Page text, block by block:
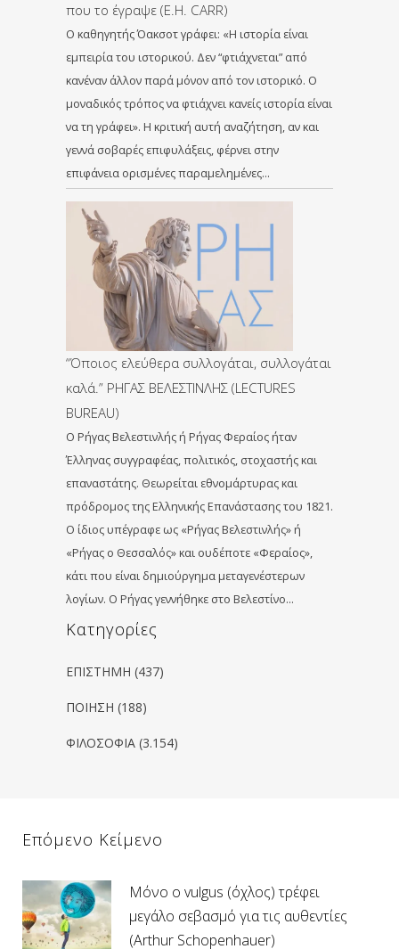
που το έγραψε (E.H. CARR)
Ο καθηγητής Όακσοτ γράφει: «Η ιστορία είναι
εμπειρία του ιστορικού. Δεν “φτιάχνεται” από
κανέναν άλλον παρά μόνον από τον ιστορικό. Ο
μοναδικός τρόπος να φτιάχνει κανείς ιστορία είναι
να τη γράφει». Η κριτική αυτή αναζήτηση, αν και
γεννά σοβαρές επιφυλάξεις, φέρνει στην
επιφάνεια ορισμένες παραμελημένες…
“Όποιος ελεύθερα συλλογάται, συλλογάται
καλά.” ΡΗΓΑΣ ΒΕΛΕΣΤΙΝΛΗΣ (LECTURES
BUREAU)
Ο Ρήγας Βελεστινλής ή Ρήγας Φεραίος ήταν
Έλληνας συγγραφέας, πολιτικός, στοχαστής και
επαναστάτης. Θεωρείται εθνομάρτυρας και
πρόδρομος της Ελληνικής Επανάστασης του 1821.
Ο ίδιος υπέγραφε ως «Ρήγας Βελεστινλής» ή
«Ρήγας ο Θεσσαλός» και ουδέποτε «Φεραίος»,
κάτι που είναι δημιούργημα μεταγενέστερων
λογίων. Ο Ρήγας γεννήθηκε στο Βελεστίνο…
Kατηγορίες
ΕΠΙΣΤΗΜΗ (437)
ΠΟΙΗΣΗ (188)
ΦΙΛΟΣΟΦΙΑ (3.154)
Επόμενο Κείμενο
Μόνο ο vulgus (όχλος) τρέφει
μεγάλο σεβασμό για τις αυθεντίες
(Arthur Schopenhauer)